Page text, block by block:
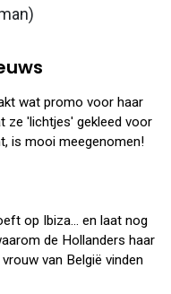
wat promo voor haar
ze 'lichtjes' gekleed voor
is mooi meegenomen!
op Ibiza... en laat nog
de Hollanders haar
van België vinden